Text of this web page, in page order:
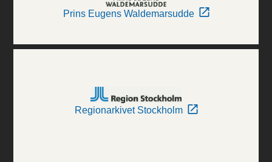
Prins Eugens Waldemarsudde
Regionarkivet Stockholm